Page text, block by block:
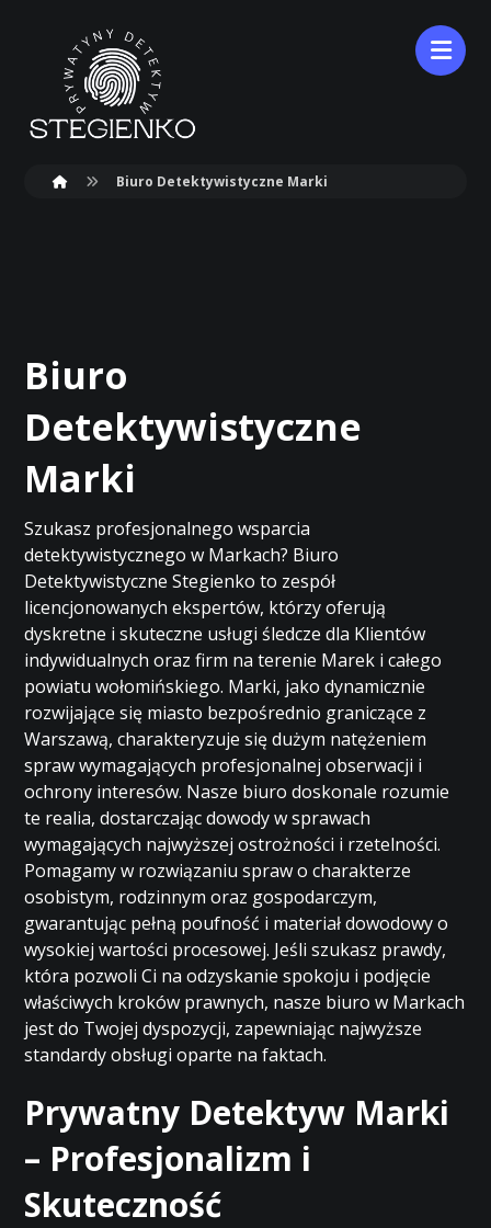
Biuro Detektywistyczne Marki
Biuro
Detektywistyczne
Marki
Szukasz profesjonalnego wsparcia
detektywistycznego w Markach? Biuro
Detektywistyczne Stegienko to zespół
licencjonowanych ekspertów, którzy oferują
dyskretne i skuteczne usługi śledcze dla Klientów
indywidualnych oraz firm na terenie Marek i całego
powiatu wołomińskiego. Marki, jako dynamicznie
rozwijające się miasto bezpośrednio graniczące z
Warszawą, charakteryzuje się dużym natężeniem
spraw wymagających profesjonalnej obserwacji i
ochrony interesów. Nasze biuro doskonale rozumie
te realia, dostarczając dowody w sprawach
wymagających najwyższej ostrożności i rzetelności.
Pomagamy w rozwiązaniu spraw o charakterze
osobistym, rodzinnym oraz gospodarczym,
gwarantując pełną poufność i materiał dowodowy o
wysokiej wartości procesowej. Jeśli szukasz prawdy,
która pozwoli Ci na odzyskanie spokoju i podjęcie
właściwych kroków prawnych, nasze biuro w Markach
jest do Twojej dyspozycji, zapewniając najwyższe
standardy obsługi oparte na faktach.
Prywatny Detektyw Marki
– Profesjonalizm i
Skuteczność